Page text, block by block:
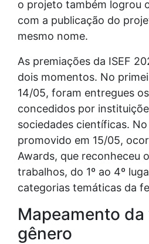
o projeto também logrou
com a publicação do
mesmo nome.
As premiações da ISEF
dois momentos. No
14/05, foram entregues
concedidos por
sociedades científicas.
promovido em 15/05,
Awards, que reconheceu
trabalhos, do 1º ao 4º
categorias temáticas da
Mapeamento
gênero